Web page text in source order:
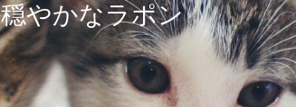
穏やかなラポン